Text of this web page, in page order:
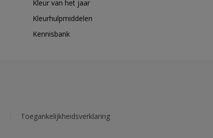
Kleur van het jaar
Kleurhulpmiddelen
Kennisbank
Toegankelijkheidsverklaring